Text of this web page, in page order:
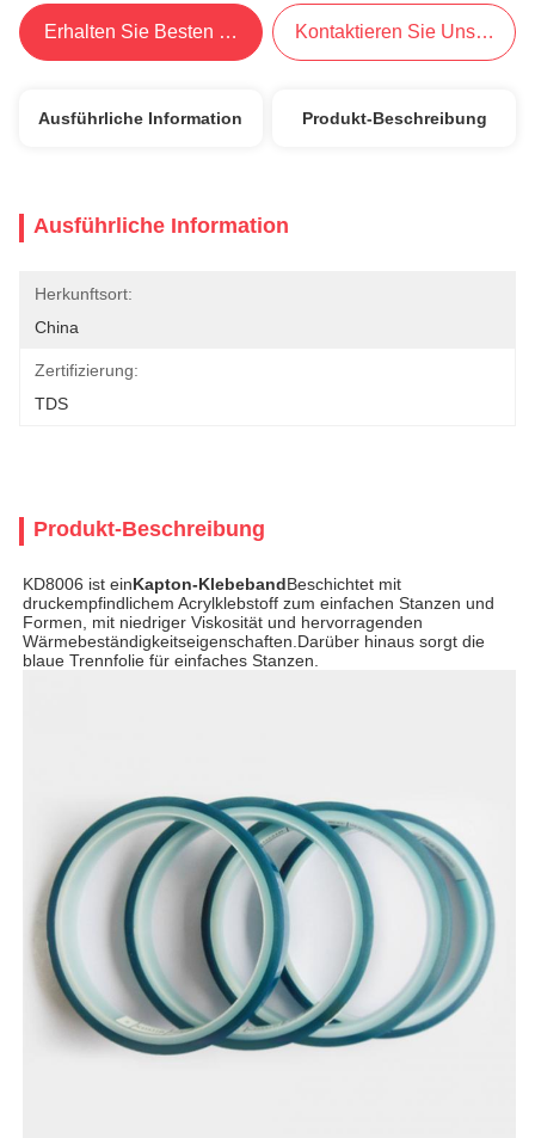
Erhalten Sie Besten Preis Kontaktieren Sie Uns Jetzt
Ausführliche Information Produkt-Beschreibung
Ausführliche Information
Herkunftsort:
China
Zertifizierung:
TDS
Produkt-Beschreibung
KD8006 ist einKapton-KlebebandBeschichtet mit
druckempfindlichem Acrylklebstoff zum einfachen Stanzen und
Formen, mit niedriger Viskosität und hervorragenden
Wärmebeständigkeitseigenschaften.Darüber hinaus sorgt die
blaue Trennfolie für einfaches Stanzen.